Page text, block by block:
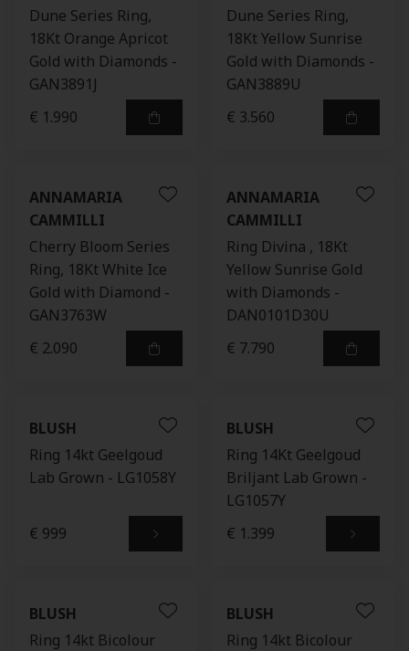
Dune Series Ring,
18Kt Orange Apricot
Gold with Diamonds -
GAN3891J
€ 1.990
Dune Series Ring,
18Kt Yellow Sunrise
Gold with Diamonds -
GAN3889U
€ 3.560
ANNAMARIA
CAMMILLI
Cherry Bloom Series
Ring, 18Kt White Ice
Gold with Diamond -
GAN3763W
€ 2.090
ANNAMARIA
CAMMILLI
Ring Divina , 18Kt
Yellow Sunrise Gold
with Diamonds -
DAN0101D30U
€ 7.790
BLUSH
Ring 14kt Geelgoud
Lab Grown - LG1058Y
€ 999
BLUSH
Ring 14Kt Geelgoud
Briljant Lab Grown -
LG1057Y
€ 1.399
BLUSH
Ring 14kt Bicolour
BLUSH
Ring 14kt Bicolour